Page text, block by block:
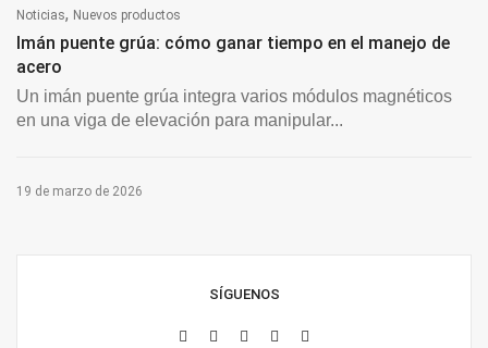
Noticias, Nuevos productos
Imán puente grúa: cómo ganar tiempo en el manejo de
acero
Un imán puente grúa integra varios módulos magnéticos
en una viga de elevación para manipular...
19 de marzo de 2026
SÍGUENOS